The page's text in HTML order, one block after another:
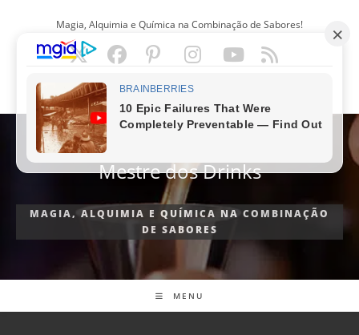
Magia, Alquimia e Química na Combinação de Sabores!
PORTUGUÊS
Mestre dos Drinks
MAGIA, ALQUIMIA E QUÍMICA NA COMBINAÇÃO
DE SABORES
MENU